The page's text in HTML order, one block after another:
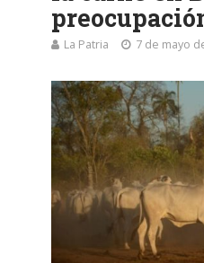
La Patria 7 de mayo